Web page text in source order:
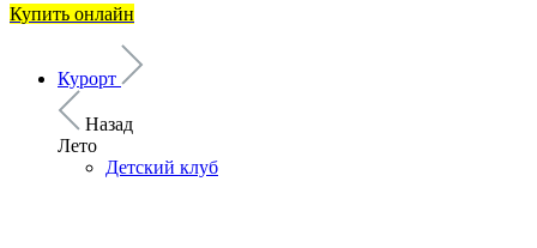
Купить онлайн
Курорт
Назад
Лето
Детский клуб